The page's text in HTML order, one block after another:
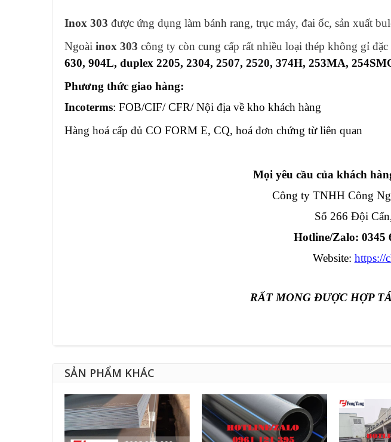
Inox 303 được ứng dụng làm bánh rang, trục máy, đai ốc, sản xuất
Ngoài inox 303 công ty còn cung cấp rất nhiều loại thép không gỉ
630, 904L, duplex 2205, 2304, 2507, 2520, 374H, 253MA,
Phương thức giao hàng:
Incoterms: FOB/CIF/ CFR/ Nội địa về kho khách hàng
Hàng hoá cấp đủ CO FORM E, CQ, hoá đơn chứng từ liên quan
Mọi yêu cầu của khách
Công ty TNHH Công
Số 266 Đội
Hotline/Zalo: 0345
Website: https://
RẤT MONG ĐƯỢC HỢP
SẢN PHẨM KHÁC